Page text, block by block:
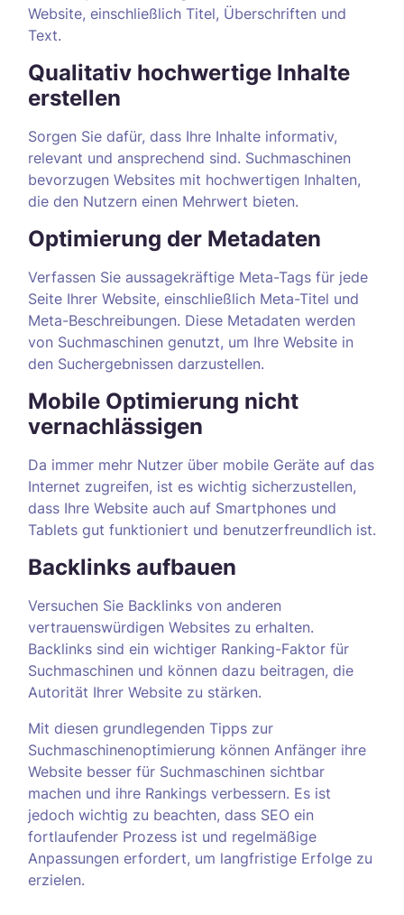
Website, einschließlich Titel, Überschriften und
Text.
Qualitativ hochwertige Inhalte
erstellen
Sorgen Sie dafür, dass Ihre Inhalte informativ,
relevant und ansprechend sind. Suchmaschinen
bevorzugen Websites mit hochwertigen Inhalten,
die den Nutzern einen Mehrwert bieten.
Optimierung der Metadaten
Verfassen Sie aussagekräftige Meta-Tags für jede
Seite Ihrer Website, einschließlich Meta-Titel und
Meta-Beschreibungen. Diese Metadaten werden
von Suchmaschinen genutzt, um Ihre Website in
den Suchergebnissen darzustellen.
Mobile Optimierung nicht
vernachlässigen
Da immer mehr Nutzer über mobile Geräte auf das
Internet zugreifen, ist es wichtig sicherzustellen,
dass Ihre Website auch auf Smartphones und
Tablets gut funktioniert und benutzerfreundlich ist.
Backlinks aufbauen
Versuchen Sie Backlinks von anderen
vertrauenswürdigen Websites zu erhalten.
Backlinks sind ein wichtiger Ranking-Faktor für
Suchmaschinen und können dazu beitragen, die
Autorität Ihrer Website zu stärken.
Mit diesen grundlegenden Tipps zur
Suchmaschinenoptimierung können Anfänger ihre
Website besser für Suchmaschinen sichtbar
machen und ihre Rankings verbessern. Es ist
jedoch wichtig zu beachten, dass SEO ein
fortlaufender Prozess ist und regelmäßige
Anpassungen erfordert, um langfristige Erfolge zu
erzielen.